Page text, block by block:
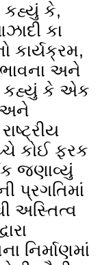
કહ્યું કે,
કા
કાર્યક્રમ,
ભાવના અને
કહ્યું કે એક
અને
કોઈ ફરક
જણાવ્યું
પ્રગતિમાં
અસ્તિત્વ
નિર્માણમાં